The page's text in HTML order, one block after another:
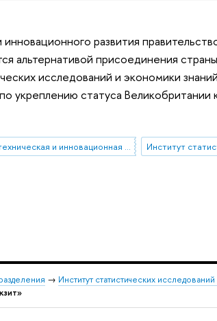
развития
альтернативой присоединения
исследований и экономики
укреплению статуса Великобритании
Научно-техническая и инновационная политика
→ Институт статистических